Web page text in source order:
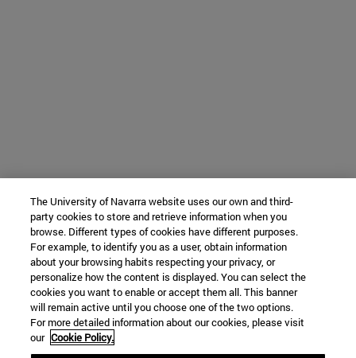
The University of Navarra website uses our own and third-
party cookies to store and retrieve information when you
browse. Different types of cookies have different purposes.
For example, to identify you as a user, obtain information
about your browsing habits respecting your privacy, or
personalize how the content is displayed. You can select the
cookies you want to enable or accept them all. This banner
will remain active until you choose one of the two options.
For more detailed information about our cookies, please visit
our Cookie Policy.